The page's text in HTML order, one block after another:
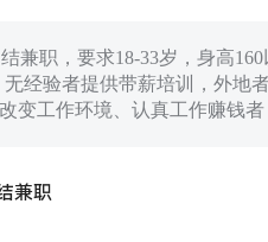
兼职，要求18-33岁，身高
无经验者提供带薪培训，外地
变工作环境、认真工作赚钱
兼职